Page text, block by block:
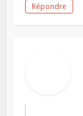
Répondre